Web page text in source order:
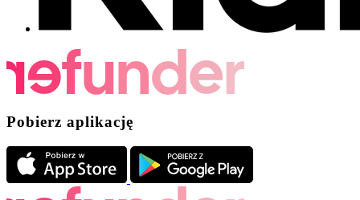
Pobierz aplikację